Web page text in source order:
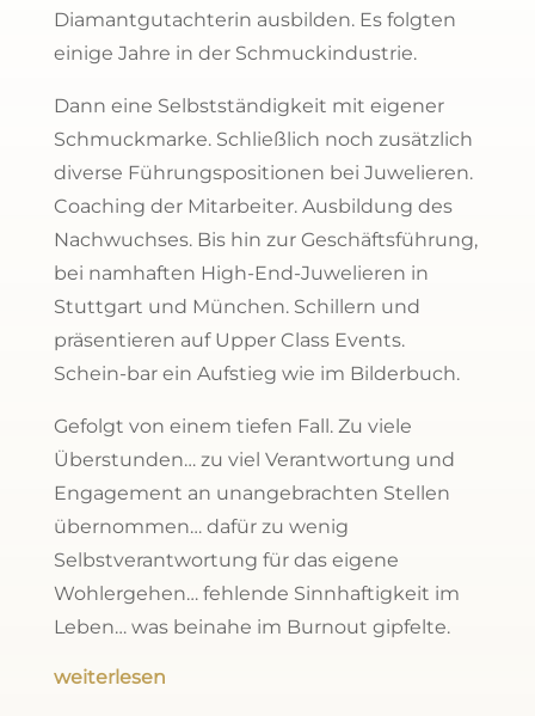
Diamantgutachterin ausbilden. Es folgten
einige Jahre in der Schmuckindustrie.
Dann eine Selbstständigkeit mit eigener
Schmuckmarke. Schließlich noch zusätzlich
diverse Führungspositionen bei Juwelieren.
Coaching der Mitarbeiter. Ausbildung des
Nachwuchses. Bis hin zur Geschäftsführung,
bei namhaften High-End-Juwelieren in
Stuttgart und München. Schillern und
präsentieren auf Upper Class Events.
Schein-bar ein Aufstieg wie im Bilderbuch.
Gefolgt von einem tiefen Fall. Zu viele
Überstunden… zu viel Verantwortung und
Engagement an unangebrachten Stellen
übernommen… dafür zu wenig
Selbstverantwortung für das eigene
Wohlergehen… fehlende Sinnhaftigkeit im
Leben… was beinahe im Burnout gipfelte.
weiterlesen